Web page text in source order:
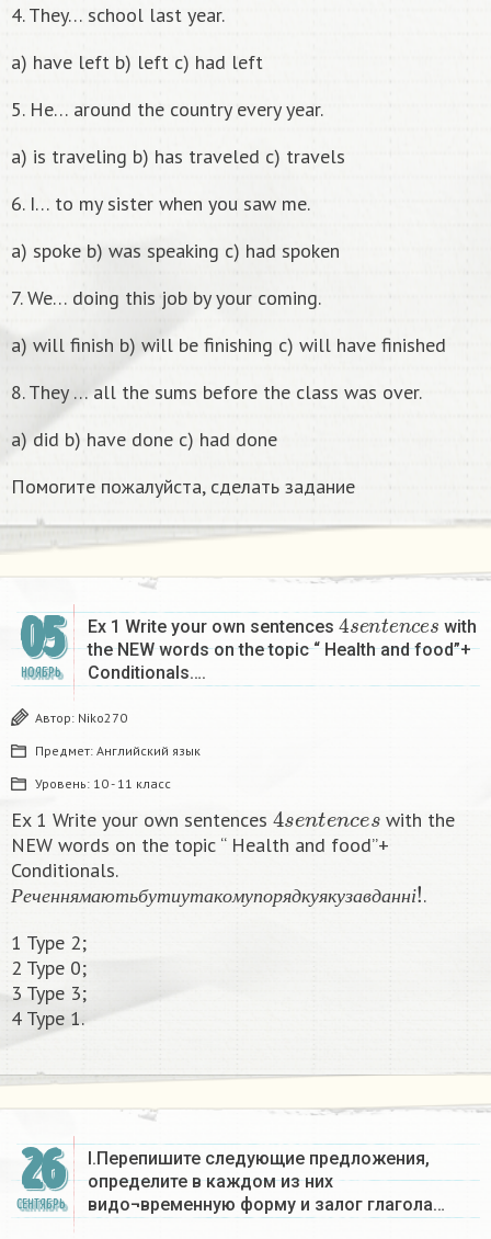
4. They… school last year.
a) have left b) left c) had left
5. He… around the country every year.
a) is traveling b) has traveled c) travels
6. I… to my sister when you saw me.
a) spoke b) was speaking c) had spoken
7. We… doing this job by your coming.
a) will finish b) will be finishing c) will have finished
8. They … all the sums before the class was over.
a) did b) have done c) had done
Помогите пожалуйста, сделать задание
05
НОЯБРЬ
Ex 1 Write your own sentences
4sentence
with
the NEW words on the topic “ Health and food”+
Conditionals….
Автор: Niko270
Предмет: Английский язык
Уровень: 10 - 11 класс
Ex 1 Write your own sentences
4
with the
NEW words on the topic “ Health and food”+
Conditionals.
Р е ч е н няма ю т ь б у т и у т а к ом у п о ря д к уяк у з а в д а н н і
Реченняма в
.
1 Type 2;
2 Type 0;
3 Type 3;
4 Type 1. ​
26
СЕНТЯБРЬ
I.Перепишите следующие предложения,
определите в каждом из них
видо¬временную форму и залог глагола…